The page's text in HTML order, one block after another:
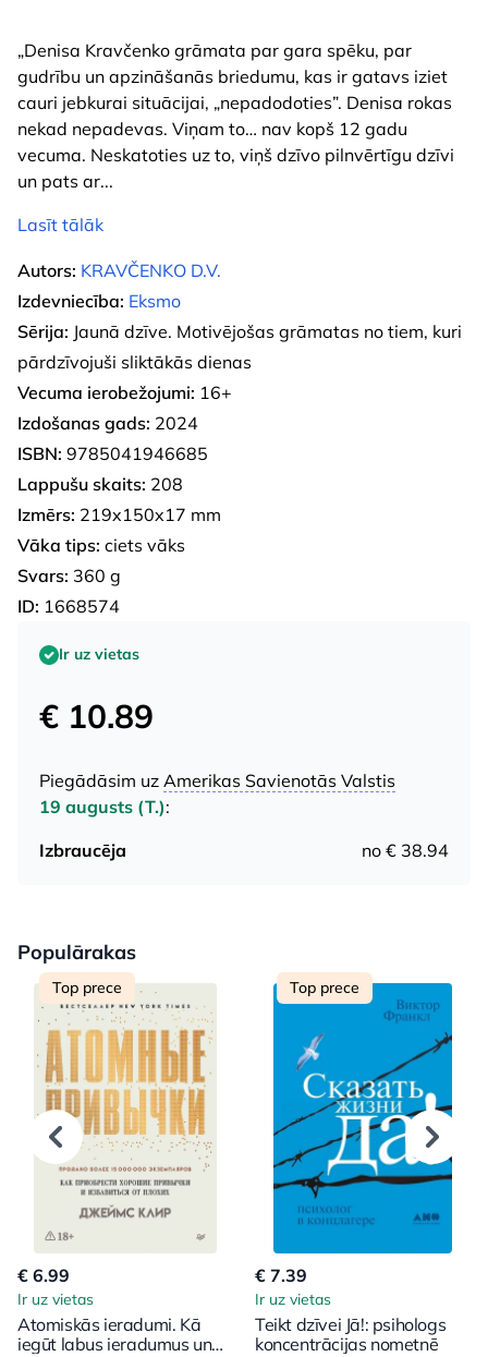
„Denisa Kravčenko grāmata par gara spēku, par
gudrību un apzināšanās briedumu, kas ir gatavs iziet
cauri jebkurai situācijai, „nepadodoties”. Denisa rokas
nekad nepadevas. Viņam to… nav kopš 12 gadu
vecuma. Neskatoties uz to, viņš dzīvo pilnvērtīgu dzīvi
un pats ar...
Lasīt tālāk
Autors: KRAVČENKO D.V.
Izdevniecība: Eksmo
Sērija: Jaunā dzīve. Motivējošas grāmatas no tiem, kuri
pārdzīvojuši sliktākās dienas
Vecuma ierobežojumi: 16+
Izdošanas gads: 2024
ISBN: 9785041946685
Lappušu skaits: 208
Izmērs: 219x150x17 mm
Vāka tips: ciets vāks
Svars: 360 g
ID: 1668574
Ir uz vietas
€ 10.89
Piegādāsim uz Amerikas Savienotās Valstis
19 augusts (T.):
Izbraucēja
no € 38.94
Populārakas
Top prece
€ 6.99
Ir uz vietas
Atomiskās ieradumi. Kā
iegūt labus ieradumus un
Top prece
€ 7.39
Ir uz vietas
Teikt dzīvei Jā!: psihologs
koncentrācijas nometnē